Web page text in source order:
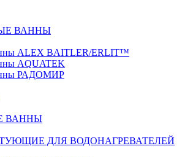
ВАННЫ
ALEX BAITLER/ERLIT™
AQUATEK
РАДОМИР
ВАННЫ
ДЛЯ ВОДОНАГРЕВАТЕЛЕЙ